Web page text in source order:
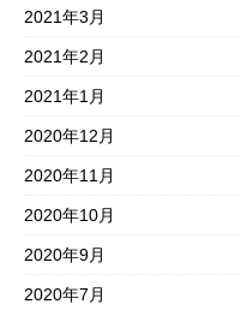
2021年3月
2021年2月
2021年1月
2020年12月
2020年11月
2020年10月
2020年9月
2020年7月